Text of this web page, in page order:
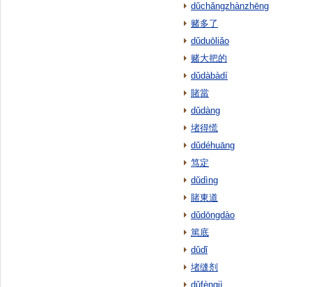
dǔchǎngzhànzhēng
赌多了
dǔduōliǎo
赌大把的
dǔdàbàdí
賭當
dǔdàng
堵得慌
dǔdéhuāng
笃定
dǔdìng
賭東道
dǔdōngdào
篤底
dǔdǐ
堵缝剂
dǔfèngjì